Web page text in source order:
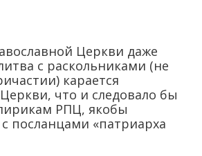
Церкви даже
с раскольниками (не
карается
что и следовало бы
РПЦ, якобы
посланцами «патриарха